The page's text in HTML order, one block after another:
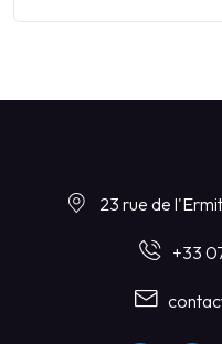
23 rue de
+33